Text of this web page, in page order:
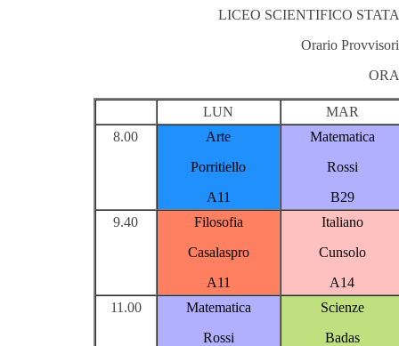
LICEO SCIENTIFICO
Orario
LUN
MAR
8.00
Arte
Porritiello
A11
Matematica
Rossi
B29
9.40
Filosofia
Casalaspro
A11
Italiano
Cunsolo
A14
11.00
Matematica
Rossi
Scienze
Badas